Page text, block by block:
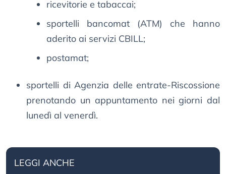
ricevitorie e tabaccai;
sportelli bancomat (ATM) che hanno
aderito ai servizi CBILL;
postamat;
sportelli di Agenzia delle entrate-Riscossione
prenotando un appuntamento nei giorni dal
lunedì al venerdì.
LEGGI ANCHE